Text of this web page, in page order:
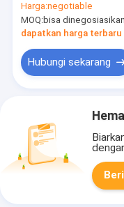
Colic LFGB
Harga:negotiable
MOQ:bisa dinegosiasikan
dapatkan harga terbaru
Hubungi sekarang